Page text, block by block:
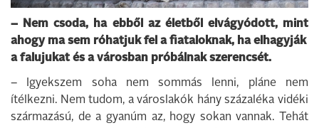
– Nem csoda, ha ebből az életből elvágyódott, mint
ahogy ma sem róhatjuk fel a fiataloknak, ha elhagyják
a falujukat és a városban próbálnak szerencsét.
– Igyekszem soha nem sommás lenni, pláne nem
ítélkezni. Nem tudom, a városlakók hány százaléka vidéki
származású, de a gyanúm az, hogy sokan vannak. Tehát